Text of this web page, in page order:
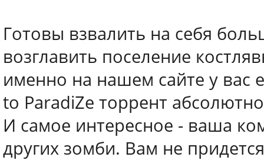
Готовы взвалить на себя
возглавить поселение
именно на нашем сайте у вас
to ParadiZe торрент
И самое интересное - ваша
других зомби. Вам не